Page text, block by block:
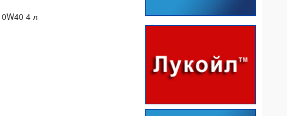
4 л